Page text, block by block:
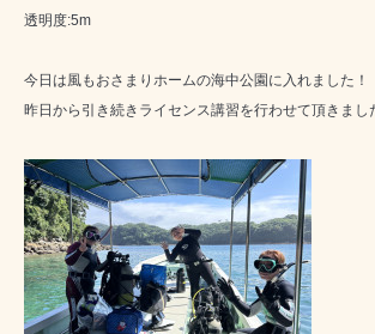
透明度:5m
今日は風もおさまりホームの海中公園に入れました！
昨日から引き続きライセンス講習を行わせて頂きまし